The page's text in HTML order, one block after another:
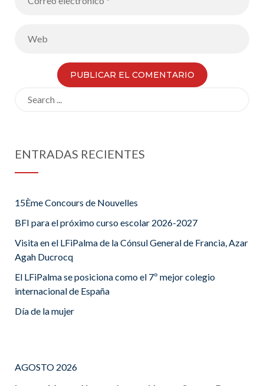
ENTRADAS RECIENTES
15Ème Concours de Nouvelles
BFI para el próximo curso escolar 2026-2027
Visita en el LFiPalma de la Cónsul General de Francia, Azar
Agah Ducrocq
El LFiPalma se posiciona como el 7º mejor colegio
internacional de España
Día de la mujer
AGOSTO 2026